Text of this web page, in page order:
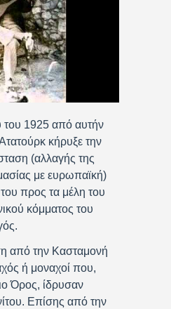
του 1925 από αυτήν
κήρυξε την
(αλλαγής της
με ευρωπαϊκή)
του προς τα μέλη του
κόμματος του
από την Κασταμονή
ή μοναχοί που,
Όρος, ίδρυσαν
Επίσης από την